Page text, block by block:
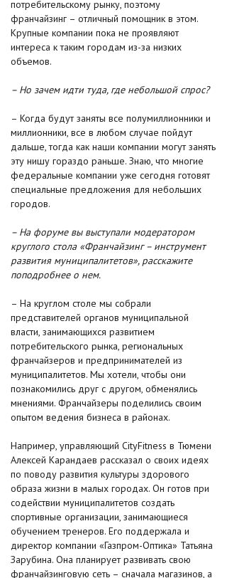
потребительскому рынку, поэтому
франчайзинг – отличный помощник в этом.
Крупные компании пока не проявляют
интереса к таким городам из-за низких
объемов.
– Но зачем идти туда, где небольшой спрос?
– Когда будут заняты все полумиллионники и
миллионники, все в любом случае пойдут
дальше, тогда как наши компании могут занять
эту нишу гораздо раньше. Знаю, что многие
федеральные компании уже сегодня готовят
специальные предложения для небольших
городов.
– На форуме вы выступали модератором
круглого стола «Франчайзинг – инструмент
развития муниципалитетов», расскажите
поподробнее о нем.
– На круглом столе мы собрали
представителей органов муниципальной
власти, занимающихся развитием
потребительского рынка, региональных
франчайзеров и предпринимателей из
муниципалитетов. Мы хотели, чтобы они
познакомились друг с другом, обменялись
мнениями. Франчайзеры поделились своим
опытом ведения бизнеса в районах.
Например, управляющий CityFitness в Тюмени
Алексей Карандаев рассказал о своих идеях
по поводу развития культуры здорового
образа жизни в малых городах. Он готов при
содействии муниципалитетов создать
спортивные организации, занимающиеся
обучением тренеров. Его поддержала и
директор компании «Газпром-Оптика» Татьяна
Зарубина. Она планирует развивать свою
франчайзинговую сеть – сначала магазинов, а